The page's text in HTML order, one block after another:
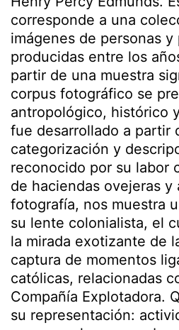
corresponde a una
imágenes de personas y
producidas entre los
partir de una muestra
corpus fotográfico se
antropológico, histórico
fue desarrollado a partir
categorización y
reconocido por su labor
de haciendas ovejeras y
fotografía, nos muestra
su lente colonialista, el
la mirada exotizante de
captura de momentos
católicas, relacionadas
Compañía Explotadora.
su representación: